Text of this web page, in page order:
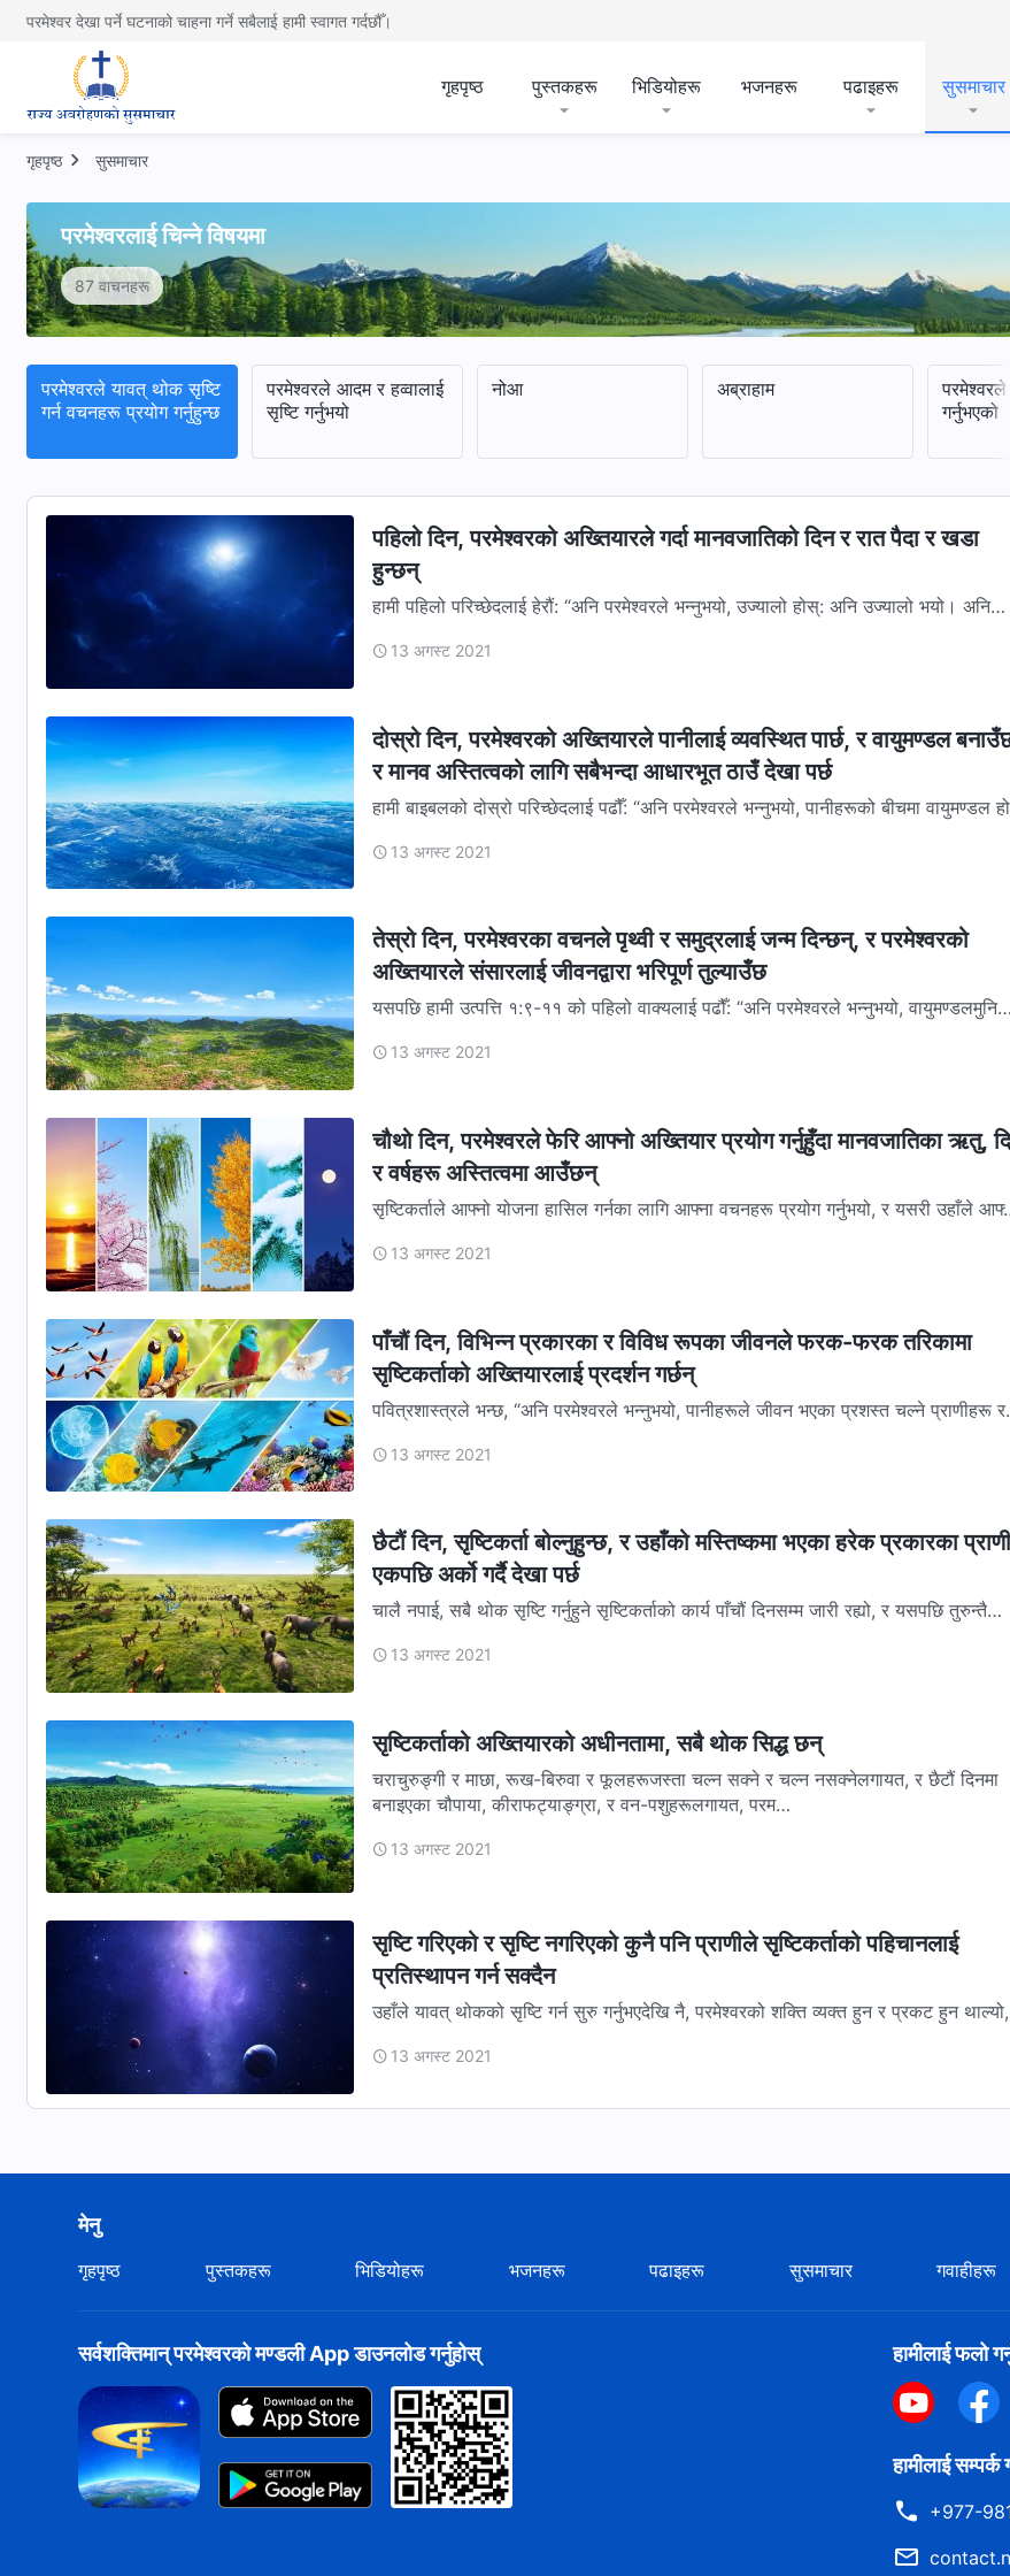
परमेश्वर देखा पर्ने घटनाको चाहना गर्ने सबैलाई हामी स्वागत गर्दछौँ।
गृहपृष्ठ पुस्तकहरू भिडियोहरू भजनहरू पढाइहरू सुसमाचार
गृहपृष्ठ सुसमाचार
परमेश्‍वरलाई चिन्‍ने विषयमा
87 वाचनहरू
परमेश्‍वरले यावत् थोक सृष्टि
गर्न वचनहरू प्रयोग गर्नुहुन्छ
परमेश्‍वरले आदम र हव्वालाई
सृष्टि गर्नुभयो
नोआ अब्राहाम
गर्नुभएको
पहिलो दिन, परमेश्‍वरको अख्‍तियारले गर्दा मानवजातिको दिन र रात पैदा र खडा
हुन्छन्
हामी पहिलो परिच्छेदलाई हेरौं: “अनि परमेश्‍वरले भन्‍नुभयो, उज्यालो होस्: अनि उज्यालो भयो। अनि
13 अगस्ट 2021
दोस्रो दिन, परमेश्‍वरको अख्तियारले पानीलाई व्यवस्थित पार्छ, र वायुमण्डल
र मानव अस्तित्वको लागि सबैभन्दा आधारभूत ठाउँ देखा पर्छ
हामी बाइबलको दोस्रो परिच्छेदलाई पढौँ: “अनि परमेश्‍वरले भन्‍नुभयो, पानीहरूको बीचमा वायुमण्डल
13 अगस्ट 2021
तेस्रो दिन, परमेश्‍वरका वचनले पृथ्वी र समुद्रलाई जन्‍म दिन्छन्, र परमेश्‍वरको
अख्‍तियारले संसारलाई जीवनद्वारा भरिपूर्ण तुल्याउँछ
यसपछि हामी उत्‍पत्ति १:९-११ को पहिलो वाक्यलाई पढौँ: “अनि परमेश्‍वरले भन्‍नुभयो, वायुमण्डलमुनिको
13 अगस्ट 2021
चौथो दिन, परमेश्‍वरले फेरि आफ्‍नो अख्तियार प्रयोग गर्नुहुँदा मानवजातिका ऋतु,
र वर्षहरू अस्तित्वमा आउँछन्
सृष्टिकर्ताले आफ्‍नो योजना हासिल गर्नका लागि आफ्‍ना वचनहरू प्रयोग गर्नुभयो, र यसरी उहाँले
13 अगस्ट 2021
पाँचौं दिन, विभिन्‍न प्रकारका र विविध रूपका जीवनले फरक-फरक तरिकामा
सृष्टिकर्ताको अख्‍तियारलाई प्रदर्शन गर्छन्
पवित्रशास्‍त्रले भन्छ, “अनि परमेश्‍वरले भन्‍नुभयो, पानीहरूले जीवन भएका प्रशस्त चल्‍ने प्राणीहरू र
13 अगस्ट 2021
छैटौं दिन, सृष्टिकर्ता बोल्‍नुहुन्छ, र उहाँको मस्तिष्कमा भएका हरेक प्रकारका प्राणी
एकपछि अर्को गर्दै देखा पर्छ
चालै नपाई, सबै थोक सृष्टि गर्नुहुने सृष्टिकर्ताको कार्य पाँचौं दिनसम्‍म जारी रह्यो, र यसपछि तुरुन्तै
13 अगस्ट 2021
सृष्टिकर्ताको अख्‍तियारको अधीनतामा, सबै थोक सिद्ध छन्
चराचुरुङ्गी र माछा, रूख-बिरुवा र फूलहरूजस्ता चल्‍न सक्‍ने र चल्‍न नसक्‍नेलगायत, र छैटौं दिनमा
बनाइएका चौपाया, कीराफट्याङ्ग्रा, र वन-पशुहरूलगायत, परम…
13 अगस्ट 2021
सृष्टि गरिएको र सृष्टि नगरिएको कुनै पनि प्राणीले सृष्टिकर्ताको पहिचानलाई
प्रतिस्थापन गर्न सक्दैन
उहाँले यावत् थोकको सृष्टि गर्न सुरु गर्नुभएदेखि नै, परमेश्‍वरको शक्ति व्यक्त हुन र प्रकट हुन थाल्यो,
13 अगस्ट 2021
मेनु
गृहपृष्ठ पुस्तकहरू भिडियोहरू भजनहरू पढाइहरू सुसमाचार गवाहीहरू
सर्वशक्तिमान्‌ परमेश्‍वरको मण्डली App डाउनलोड गर्नुहोस् हामीलाई फलो
हामीलाई सम्पर्क
+977-